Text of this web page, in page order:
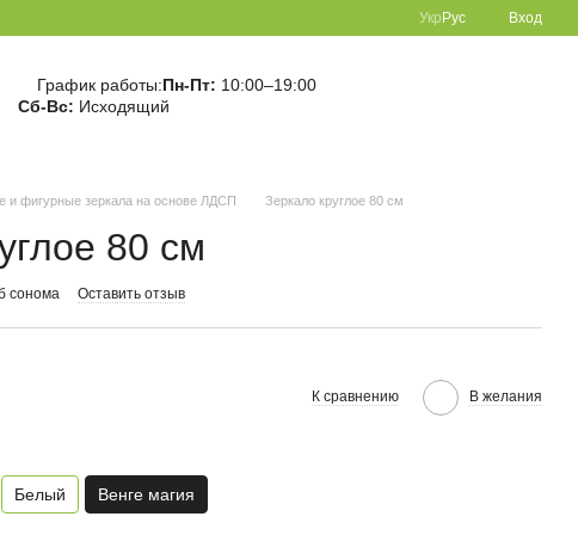
Укр Рус Вход
График работы:Пн-Пт: 10:00–19:00
Сб-Вс: Исходящий
и фигурные зеркала на основе ЛДСП Зеркало круглое 80 см
80 см
сонома Оставить отзыв
К сравнению В желания
Белый Венге магия